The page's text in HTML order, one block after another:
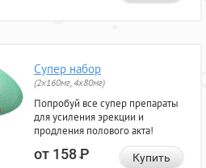
Супер набор
(2х160мг, 4х80мг)
Попробуй все супер препараты
для усиления эрекции и
продления полового акта!
от 158Р Купить